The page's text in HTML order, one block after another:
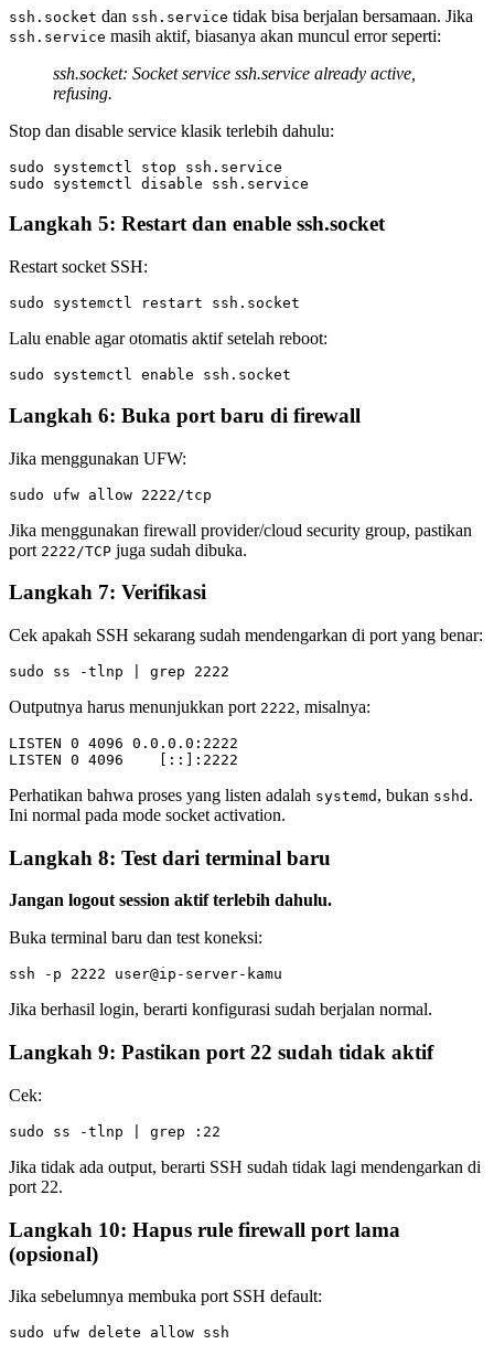
ssh.socket dan ssh.service tidak bisa berjalan bersamaan. Jika
ssh.service masih aktif, biasanya akan muncul error seperti:
ssh.socket: Socket service ssh.service already active,
refusing.
Stop dan disable service klasik terlebih dahulu:
sudo systemctl stop ssh.service
Langkah 5: Restart dan enable ssh.socket
Restart socket SSH:
Lalu enable agar otomatis aktif setelah reboot:
Langkah 6: Buka port baru di firewall
Jika menggunakan UFW:
Jika menggunakan firewall provider/cloud security group, pastikan
port 2222/TCP juga sudah dibuka.
Langkah 7: Verifikasi
Cek apakah SSH sekarang sudah mendengarkan di port yang benar:
Outputnya harus menunjukkan port 2222, misalnya:
LISTEN 0 4096 0.0.0.0:2222
Perhatikan bahwa proses yang listen adalah systemd , bukan sshd .
Ini normal pada mode socket activation.
Langkah 8: Test dari terminal baru
Jangan logout session aktif terlebih dahulu.
Buka terminal baru dan test koneksi:
Jika berhasil login, berarti konfigurasi sudah berjalan normal.
Langkah 9: Pastikan port 22 sudah tidak aktif
Cek:
Jika tidak ada output, berarti SSH sudah tidak lagi mendengarkan di
port 22.
Langkah 10: Hapus rule firewall port lama
(opsional)
Jika sebelumnya membuka port SSH default: